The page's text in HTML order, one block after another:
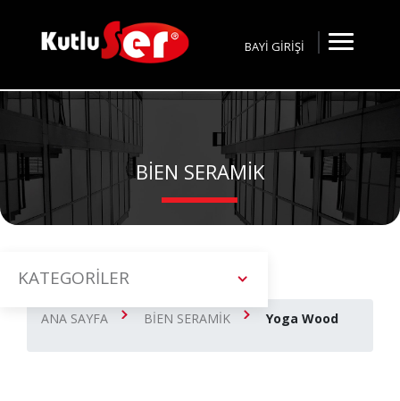
BAYİ GİRİŞİ
BİEN SERAMİK
KATEGORİLER
ANA SAYFA BİEN SERAMİK Yoga Wood